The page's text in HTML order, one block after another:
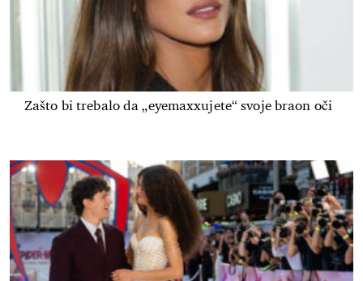
Zašto bi trebalo da „eyemaxxujete“ svoje braon oči